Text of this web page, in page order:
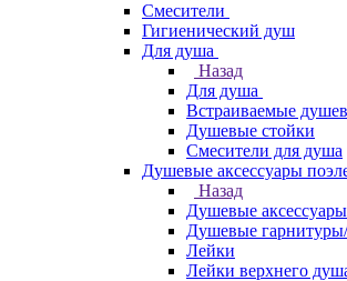
Смесители
Гигиенический душ
Для душа
Назад
Для душа
Встраиваемые
Душевые стойки
Смесители для душа
Душевые аксессуары
Назад
Душевые
Душевые
Лейки
Лейки верхнего